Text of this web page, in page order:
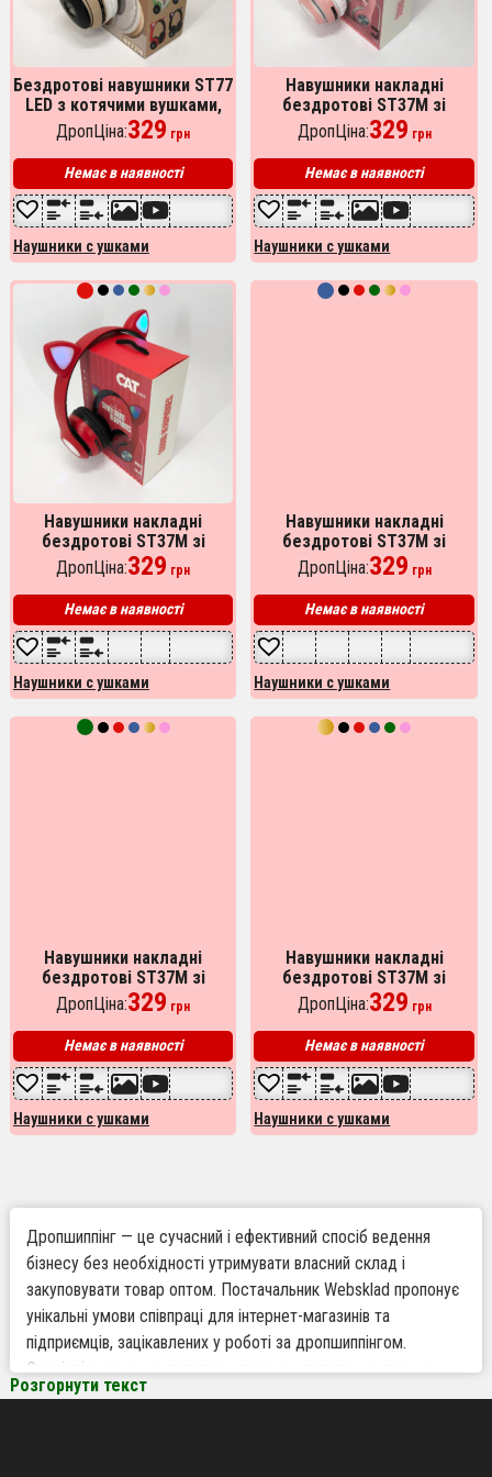
Бездротові навушники ST77
LED з котячими вушками,
що світяться. Колір:
золотий
ДропЦіна:329 грн
Немає в наявності
Наушники с ушками
Навушники накладні
бездротові ST37M зі
котячими вушками, що
світяться. Колір: рожевий
ДропЦіна:329 грн
Немає в наявності
Наушники с ушками
Навушники накладні
бездротові ST37M зі
котячими вушками, що
світяться. Колір: червоний
ДропЦіна:329 грн
Немає в наявності
Наушники с ушками
Навушники накладні
бездротові ST37M зі
котячими вушками, що
світяться. Колір: синій
ДропЦіна:329 грн
Немає в наявності
Наушники с ушками
Навушники накладні
бездротові ST37M зі
котячими вушками, що
світяться. Колір: зелений
ДропЦіна:329 грн
Немає в наявності
Наушники с ушками
Навушники накладні
бездротові ST37M зі
котячими вушками, що
світяться. Колір: золотий
ДропЦіна:329 грн
Немає в наявності
Наушники с ушками
Дропшиппінг — це сучасний і ефективний спосіб ведення
бізнесу без необхідності утримувати власний склад і
закуповувати товар оптом. Постачальник Websklad пропонує
унікальні умови співпраці для інтернет-магазинів та
підприємців, зацікавлених у роботі за дропшиппінгом.
Спеціалізуючись на товарах з високим попитом, включно з
навушниками з вушками, Websklad є надійним дропшиппінг
Розгорнути текст